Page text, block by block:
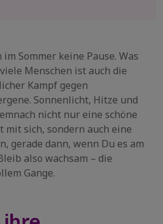
Sommer keine Pause. Was
Menschen ist auch die
Kampf gegen
Sonnenlicht, Hitze und
nicht nur eine schöne
mit sich, sondern auch eine
gerade dann, wenn Du es am
also wachsam – die
Gange.